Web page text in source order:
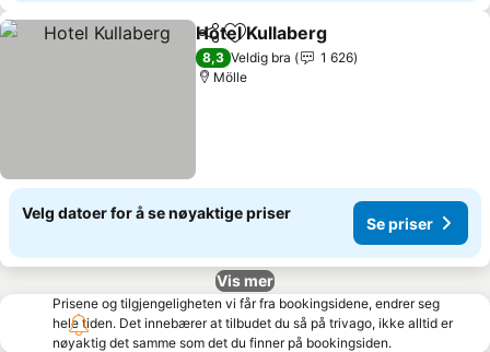
Del Legg til i favoritter
Hotel Kullaberg
8,3 Veldig bra
1 626
Mölle
Velg datoer for å se nøyaktige priser
Se priser
Vis mer
Prisene og tilgjengeligheten vi får fra bookingsidene, endrer seg
hele tiden. Det innebærer at tilbudet du så på trivago, ikke alltid er
nøyaktig det samme som det du finner på bookingsiden.